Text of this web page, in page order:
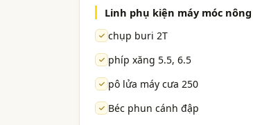
Linh phụ kiện máy móc
chụp buri 2T
phíp xăng 5.5, 6.5
pô lửa máy cưa 250
Béc phun cánh đập